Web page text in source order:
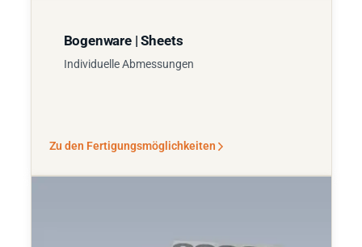
Bogenware | Sheets
Individuelle Abmessungen
Zu den Fertigungsmöglichkeiten